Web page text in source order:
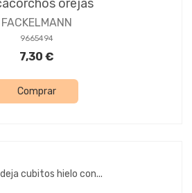
orejas
FACKELMANN
9665494
7,30 €
Comprar